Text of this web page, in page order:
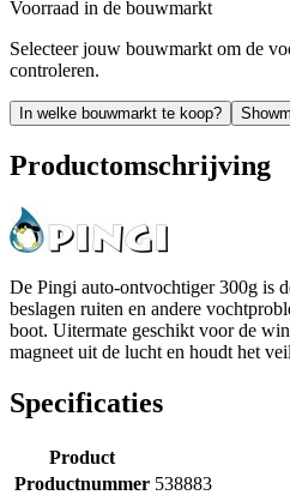
Voorraad in de bouwmarkt
Selecteer jouw bouwmarkt om de
controleren.
In welke bouwmarkt te koop?
Productomschrijving
De Pingi auto-ontvochtiger 300g is
beslagen ruiten en andere
boot. Uitermate geschikt voor de
magneet uit de lucht en houdt het
Specificaties
Product
Productnummer 538883